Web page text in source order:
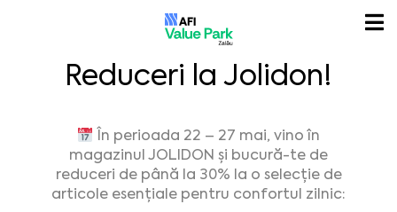
Reduceri la Jolidon!
În perioada 22 – 27 mai, vino în
magazinul JOLIDON și bucură-te de
reduceri de până la 30% la o selecție de
articole esențiale pentru confortul zilnic: